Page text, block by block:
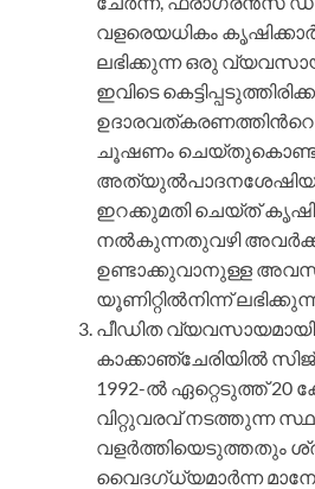
വളരെയധികം
ലഭിക്കുന്ന ഒരു
ഇവിടെ
ചൂഷണം
ഇറക്കുമതി ചെയ്ത്
നല്‍കുന്നതുവഴി അവര്‍ക്ക്
ഉണ്ടാക്കുവാനുള്ള
യൂണിറ്റില്‍നിന്ന്
പീഡിത
കാക്കാഞ്ചേരിയില്‍
1992-ല്‍ ഏറ്റെടുത്ത് 20
വിറ്റുവരവ് നടത്തുന്ന
വളര്‍ത്തിയെടുത്തതും
വൈദഗ്ധ്യമാര്‍ന്ന